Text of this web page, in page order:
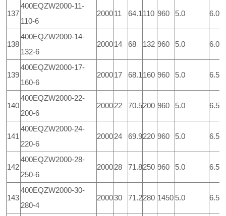
137
400EQZW2000-11-
110-6
200011 64.1 110 960 5.0 6.0
138
400EQZW2000-14-
132-6
200014 68 132 960 5.0 6.0
139
400EQZW2000-17-
160-6
200017 68.1 160 960 5.0 6.5
140
400EQZW2000-22-
200-6
200022 70.5200 960 5.0 6.5
141
400EQZW2000-24-
220-6
200024 69.9220 960 5.0 6.5
142
400EQZW2000-28-
250-6
200028 71.8250 960 5.0 6.5
143
400EQZW2000-30-
280-4
200030 71.2280 1450 5.0 6.5